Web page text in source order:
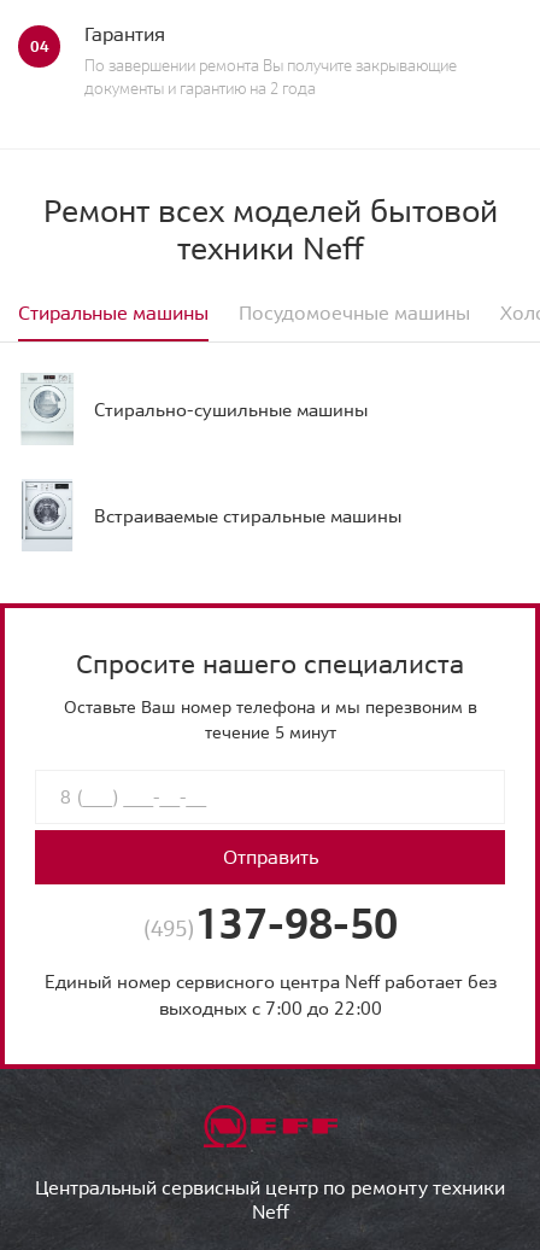
04 Гарантия
По завершении ремонта Вы получите закрывающие
документы и гарантию на 2 года
Ремонт всех моделей бытовой
техники Neff
Стиральные машины Посудомоечные машины
Стирально-сушильные машины
Встраиваемые стиральные машины
Спросите нашего специалиста
Оставьте Ваш номер телефона и мы перезвоним в
течение 5 минут
Отправить
(495) 137-98-50
Единый номер сервисного центра Neff работает без
выходных с 7:00 до 22:00
Центральный сервисный центр по ремонту техники
Neff